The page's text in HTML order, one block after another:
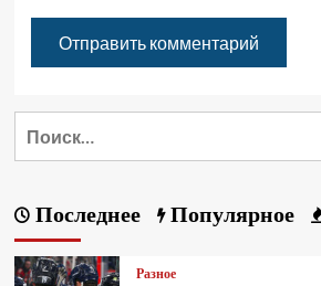
Последнее Популярное
Разное